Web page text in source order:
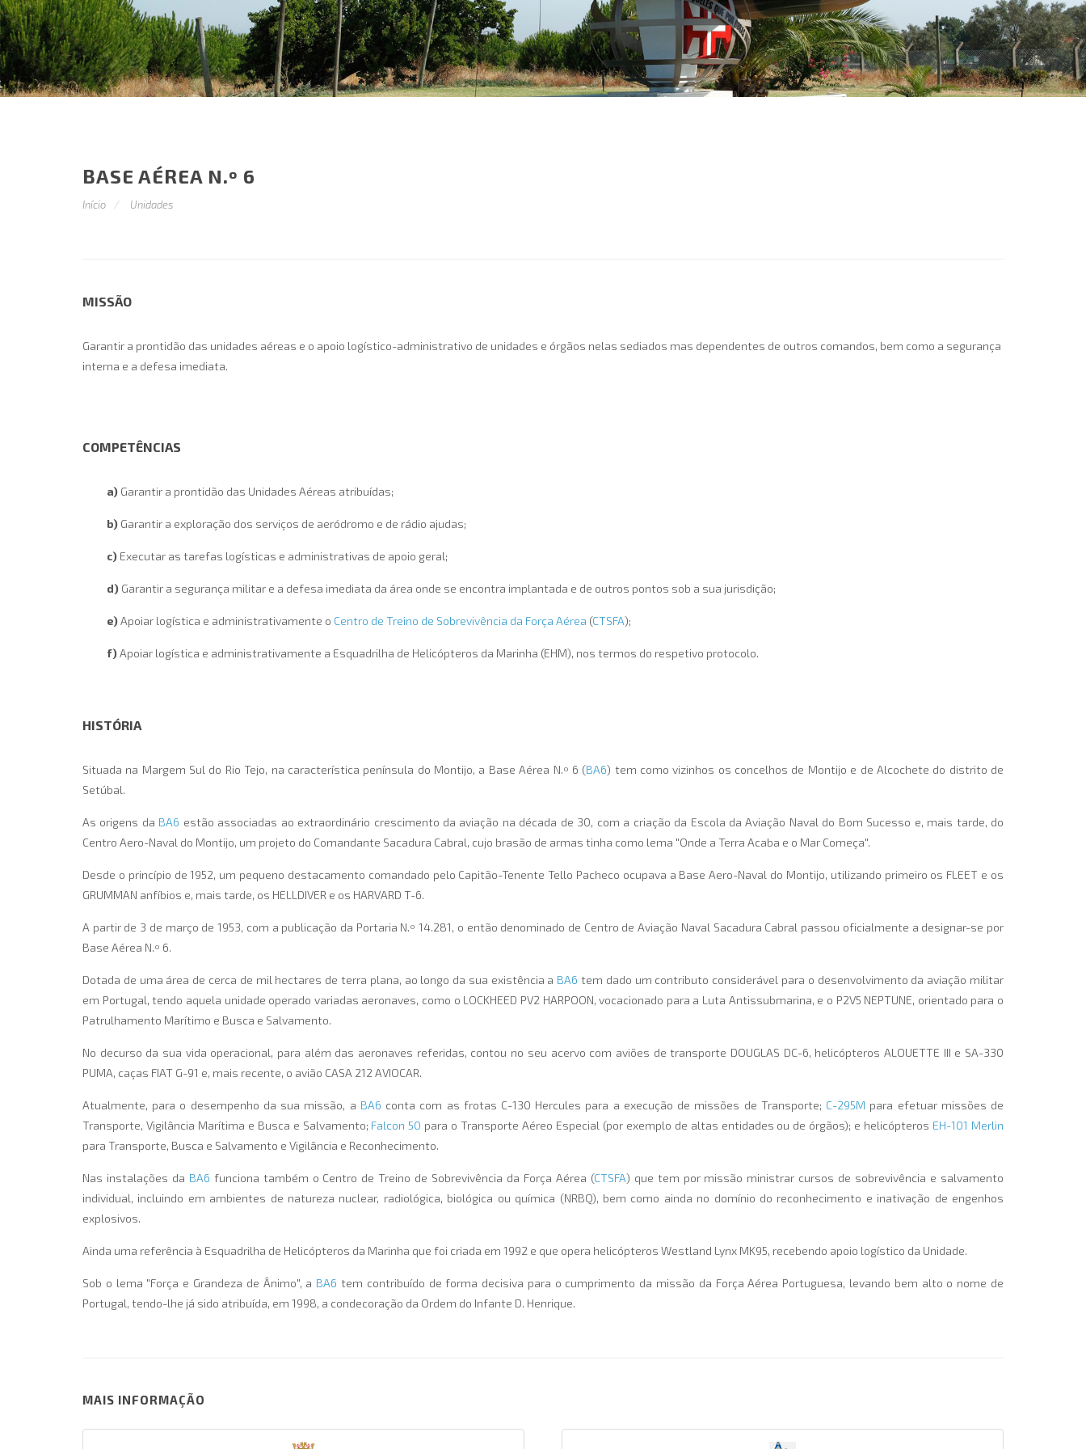
BASE AÉREA N.º 6
Início Unidades
MISSÃO
Garantir a prontidão das unidades aéreas e o apoio logístico-administrativo de unidades e órgãos nelas sediados mas dependentes de outros comandos, bem como a segurança
interna e a defesa imediata.
COMPETÊNCIAS
a) Garantir a prontidão das Unidades Aéreas atribuídas;
b) Garantir a exploração dos serviços de aeródromo e de rádio ajudas;
c) Executar as tarefas logísticas e administrativas de apoio geral;
d) Garantir a segurança militar e a defesa imediata da área onde se encontra implantada e de outros pontos sob a sua jurisdição;
e)Apoiar logística e administrativamente o Centro de Treino de Sobrevivência da Força Aérea (CTSFA);
f)Apoiar logística e administrativamente a Esquadrilha de Helicópteros da Marinha (EHM), nos termos do respetivo protocolo.
HISTÓRIA
Situada na Margem Sul do Rio Tejo, na característica península do Montijo, a Base Aérea N.º 6 (BA6) tem como vizinhos os concelhos de Montijo e de Alcochete do distrito de
Setúbal.
As origens da BA6 estão associadas ao extraordinário crescimento da aviação na década de 30, com a criação da Escola da Aviação Naval do Bom Sucesso e, mais tarde, do
Centro Aero-Naval do Montijo, um projeto do Comandante Sacadura Cabral, cujo brasão de armas tinha como lema "Onde a Terra Acaba e o Mar Começa".
Desde o princípio de 1952, um pequeno destacamento comandado pelo Capitão-Tenente Tello Pacheco ocupava a Base Aero-Naval do Montijo, utilizando primeiro os FLEET e os
GRUMMAN anfíbios e, mais tarde, os HELLDIVER e os HARVARD T-6.
A partir de 3 de março de 1953, com a publicação da Portaria N.º 14.281, o então denominado de Centro de Aviação Naval Sacadura Cabral passou oficialmente a designar-se por
Base Aérea N.º 6.
Dotada de uma área de cerca de mil hectares de terra plana, ao longo da sua existência a BA6 tem dado um contributo considerável para o desenvolvimento da aviação militar
em Portugal, tendo aquela unidade operado variadas aeronaves, como o LOCKHEED PV2 HARPOON, vocacionado para a Luta Antissubmarina, e o P2V5 NEPTUNE, orientado para o
Patrulhamento Marítimo e Busca e Salvamento.
No decurso da sua vida operacional, para além das aeronaves referidas, contou no seu acervo com aviões de transporte DOUGLAS DC-6, helicópteros ALOUETTE III e SA-330
PUMA, caças FIAT G-91 e, mais recente, o avião CASA 212 AVIOCAR.
Atualmente, para o desempenho da sua missão, a BA6 conta com as frotas C-130 Hercules para a execução de missões de Transporte; C-295M para efetuar missões de
Transporte, Vigilância Marítima e Busca e Salvamento; Falcon 50 para o Transporte Aéreo Especial (por exemplo de altas entidades ou de órgãos); e helicópteros EH-101 Merlin
para Transporte, Busca e Salvamento e Vigilância e Reconhecimento.
Nas instalações da BA6 funciona também o Centro de Treino de Sobrevivência da Força Aérea (CTSFA) que tem por missão ministrar cursos de sobrevivência e salvamento
individual, incluindo em ambientes de natureza nuclear, radiológica, biológica ou química (NRBQ), bem como ainda no domínio do reconhecimento e inativação de engenhos
explosivos.
Ainda uma referência à Esquadrilha de Helicópteros da Marinha que foi criada em 1992 e que opera helicópteros Westland Lynx MK95, recebendo apoio logístico da Unidade.
Sob o lema "Força e Grandeza de Ânimo", a BA6 tem contribuído de forma decisiva para o cumprimento da missão da Força Aérea Portuguesa, levando bem alto o nome de
Portugal, tendo-lhe já sido atribuída, em 1998, a condecoração da Ordem do Infante D. Henrique.
MAIS INFORMAÇÃO